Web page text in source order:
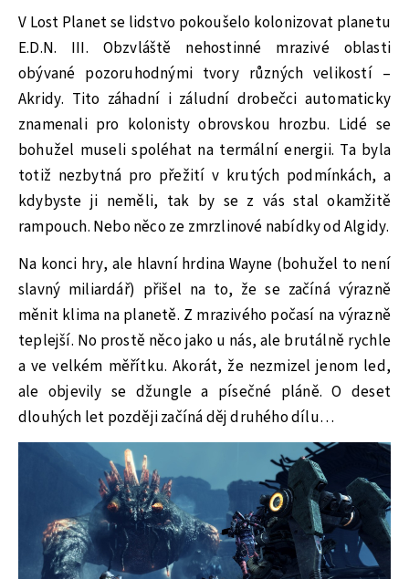
V Lost Planet se lidstvo pokoušelo kolonizovat planetu
E.D.N. III. Obzvláště nehostinné mrazivé oblasti
obývané pozoruhodnými tvory různých velikostí –
Akridy. Tito záhadní i záludní drobečci automaticky
znamenali pro kolonisty obrovskou hrozbu. Lidé se
bohužel museli spoléhat na termální energii. Ta byla
totiž nezbytná pro přežití v krutých podmínkách, a
kdybyste ji neměli, tak by se z vás stal okamžitě
rampouch. Nebo něco ze zmrzlinové nabídky od Algidy.
Na konci hry, ale hlavní hrdina Wayne (bohužel to není
slavný miliardář) přišel na to, že se začíná výrazně
měnit klima na planetě. Z mrazivého počasí na výrazně
teplejší. No prostě něco jako u nás, ale brutálně rychle
a ve velkém měřítku. Akorát, že nezmizel jenom led,
ale objevily se džungle a písečné pláně. O deset
dlouhých let později začíná děj druhého dílu…